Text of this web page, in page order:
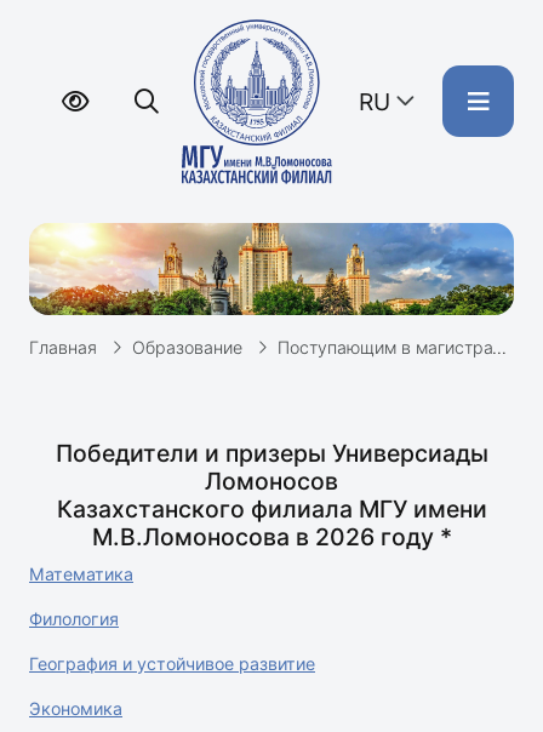
RU
Главная Образование Поступающим в магистратуру
Победители и призеры Универсиады
Ломоносов
Казахстанского филиала МГУ имени
М.В.Ломоносова в 2026 году *
Математика
Филология
География и устойчивое развитие
Экономика